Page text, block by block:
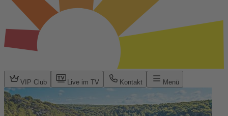
VIP Club Live im TV Kontakt Menü